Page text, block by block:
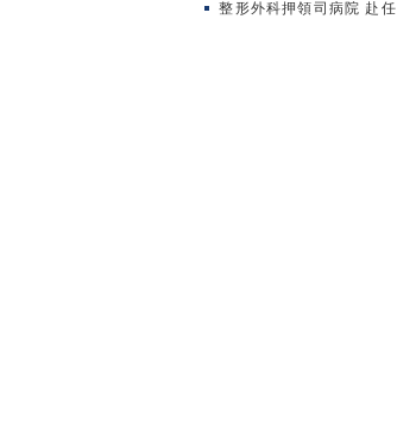
整形外科押領司病院 赴任